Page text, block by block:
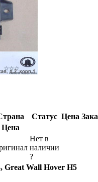
Статус Цена
Цена
Нет в
наличии
?
Great Wall Hover H5